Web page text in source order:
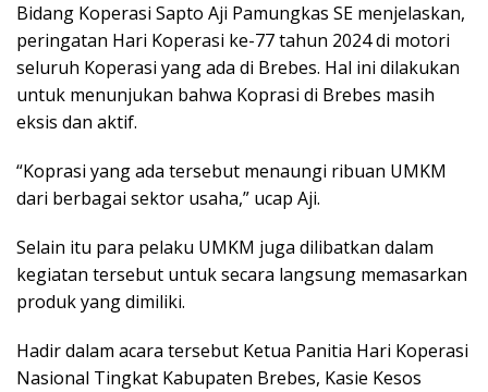
Bidang Koperasi Sapto Aji Pamungkas SE menjelaskan,
peringatan Hari Koperasi ke-77 tahun 2024 di motori
seluruh Koperasi yang ada di Brebes. Hal ini dilakukan
untuk menunjukan bahwa Koprasi di Brebes masih
eksis dan aktif.
“Koprasi yang ada tersebut menaungi ribuan UMKM
dari berbagai sektor usaha,” ucap Aji.
Selain itu para pelaku UMKM juga dilibatkan dalam
kegiatan tersebut untuk secara langsung memasarkan
produk yang dimiliki.
Hadir dalam acara tersebut Ketua Panitia Hari Koperasi
Nasional Tingkat Kabupaten Brebes, Kasie Kesos